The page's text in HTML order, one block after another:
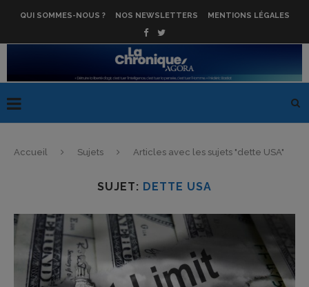
QUI SOMMES-NOUS ? NOS NEWSLETTERS MENTIONS LÉGALES
Accueil Sujets Articles avec les sujets "dette USA"
SUJET: DETTE USA